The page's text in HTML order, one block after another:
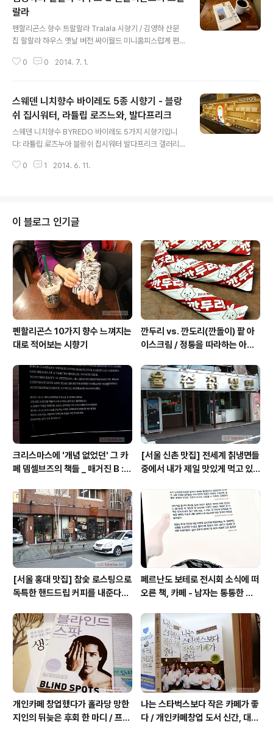
랄라
펜할리곤스 향수 트랄랄라 Tralala 시향기 / 김영하 산문
집 랄랄라 하우스 옛날 버전 싸이월드 미니홈피스럽게 편
팡이가 피어 있는 구판본을 어느 카페에서 발견. 마지막 장
주로 읽는 지인 양반은 "내 생각엔 말이야...김영하는 황석
영, 성석제랑 함께 국내 3대 '타고난' 입담쟁이라고 봐"라
고 말했던 작가 김영하. 랄랄라 하우스의 2012년 개정판.
한남동의 펜할리곤스 매장 '라부티크블루'의 트랄랄라 디
는 시도하기가 녹록치 않은, 국내 유일의, 단일 향수 브랜드
0 0 2014. 7. 1.
스웨덴 니치향수 바이레도 5종 시향기 - 블랑
쉬 집시워터, 라튤립 로즈느와, 발다프리크
스웨덴 니치향수 BYREDO 바이레도 5가지 시향기입니
다: 라튤립 로즈누아 블랑쉬 집시워터 발다프리크 갤러리
메종 프란시스 커정, 아쿠아 디 파르마 비 피해서 잠시 들어
할리곤스와 커정댁을 합친 것보다 넓은 바이레도. 국내 새
로 들어온 어떤 향수의 런칭행사장 가기 전에 진심 잠시 들
른 거라서 2개만 맡아 보고 떠나려고 했는데, '저희 매장에
오셨으면 (규정상) 5개는 넘게 시향하고 가셔야 해요' 바이
레도 직원의 그 말씀에 왠지 따라야 할 것 같은, 윽박지름
전혀 아닌 차분한 어조의..
0 1 2014. 6. 11.
이 블로그 인기글
펜할리곤스 10가지 향수 느껴지는
대로 적어보는 시향기
깐두리 vs. 깐도리(깐돌이) 팥 아
이스크림 / 정통을 따라하는 아류
스크림
크리스마스에 '개념 없었던' 그 카
페 뎀셀브즈의 책들 _ 매거진 B :
커피
[서울 신촌 맛집] 전세계 칡냉면들
중에서 내가 제일 맛있게 먹고 있
[서울 홍대 맛집] 참숯 로스팅으로
독특한 핸드드립 커피를 내준다는
페르난도 보테로 전시회 소식에 떠
오른 책, 카페 - 남자는 통통한 여
개인카페 창업했다가 홀라당 망한
지인의 뒤늦은 후회 한 마디 / 프랜
나는 스타벅스보다 작은 카페가 좋
다 / 개인카페창업 도서 신간, 대전